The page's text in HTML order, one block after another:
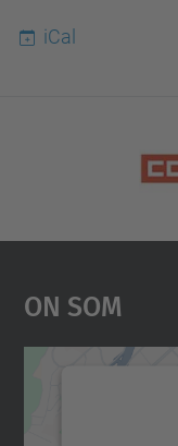
iCal
On Som